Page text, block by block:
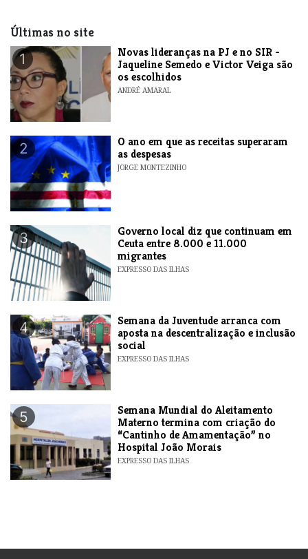
Últimas no site
1
Novas lideranças na PJ e no SIR -
Jaqueline Semedo e Victor Veiga são
os escolhidos
ANDRÉ AMARAL
2
O ano em que as receitas superaram
as despesas
JORGE MONTEZINHO
3
​Governo local diz que continuam em
Ceuta entre 8.000 e 11.000
migrantes
EXPRESSO DAS ILHAS
4
Semana da Juventude arranca com
aposta na descentralização e inclusão
social
EXPRESSO DAS ILHAS
5
Semana Mundial do Aleitamento
Materno termina com criação do
“Cantinho de Amamentação” no
Hospital João Morais
EXPRESSO DAS ILHAS